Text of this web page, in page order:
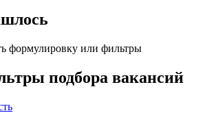
формулировку или фильтры
подбора вакансий